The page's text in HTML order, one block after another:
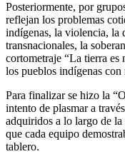
Posteriormente, por
reflejan los problemas
indígenas, la violencia, la
transnacionales, la
cortometraje “La tierra es
los pueblos indígenas con
Para finalizar se hizo la
intento de plasmar a
adquiridos a lo largo de la
que cada equipo
tablero.